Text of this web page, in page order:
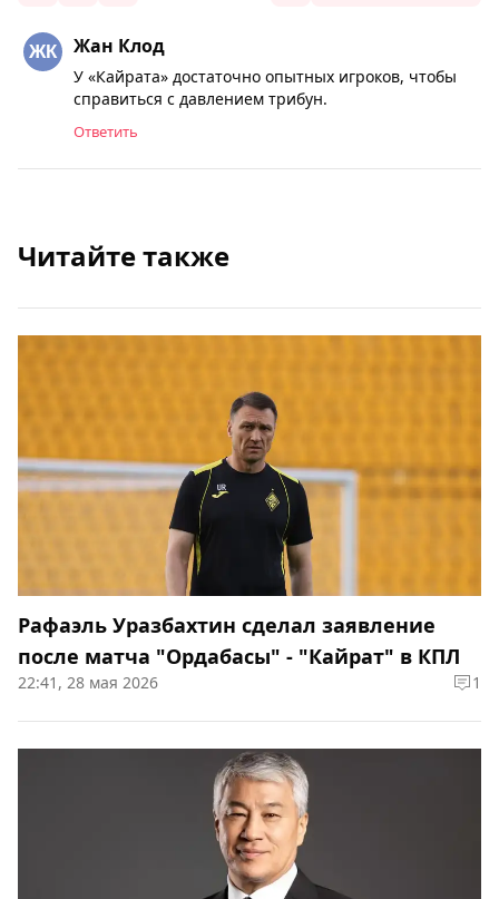
Жан Клод
У «Кайрата» достаточно опытных игроков, чтобы
справиться с давлением трибун.
Ответить
Читайте также
Рафаэль Уразбахтин сделал заявление
после матча "Ордабасы" - "Кайрат" в КПЛ
22:41, 28 мая 2026 1